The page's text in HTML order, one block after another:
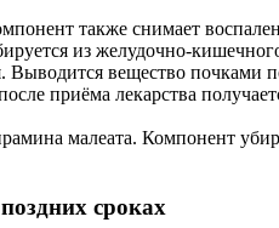
также снимает
из желудочно-
Выводится вещество почками
приёма лекарства
малеата. Компонент
сроках